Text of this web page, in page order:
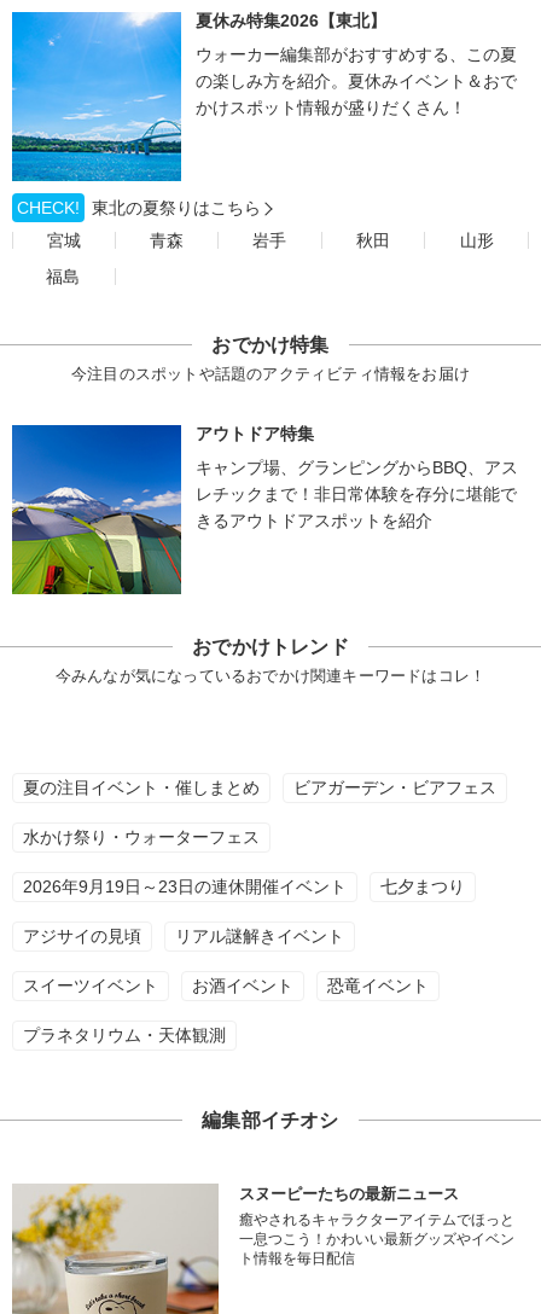
夏休み特集2026【東北】
ウォーカー編集部がおすすめする、この夏
の楽しみ方を紹介。夏休みイベント＆おで
かけスポット情報が盛りだくさん！
CHECK!
東北の夏祭りはこちら
宮城
青森 岩手 秋田
山形
福島
おでかけ特集
今注目のスポットや話題のアクティビティ情報をお届け
アウトドア特集
キャンプ場、グランピングからBBQ、アス
レチックまで！非日常体験を存分に堪能で
きるアウトドアスポットを紹介
おでかけトレンド
今みんなが気になっているおでかけ関連キーワードはコレ！
夏の注目イベント・催しまとめ ビアガーデン・ビアフェス
水かけ祭り・ウォーターフェス
2026年9月19日～23日の連休開催イベント 七夕まつり
アジサイの見頃 リアル謎解きイベント
スイーツイベント お酒イベント 恐竜イベント
プラネタリウム・天体観測
編集部イチオシ
スヌーピーたちの最新ニュース
癒やされるキャラクターアイテムでほっと
一息つこう！かわいい最新グッズやイベン
ト情報を毎日配信